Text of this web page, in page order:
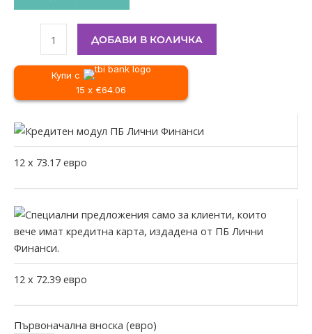
ДОБАВИ В КОЛИЧКА
Купи с
15 x €64.06
12 x 73.17 евро
12 x 72.39 евро
Първоначална вноска (евро)